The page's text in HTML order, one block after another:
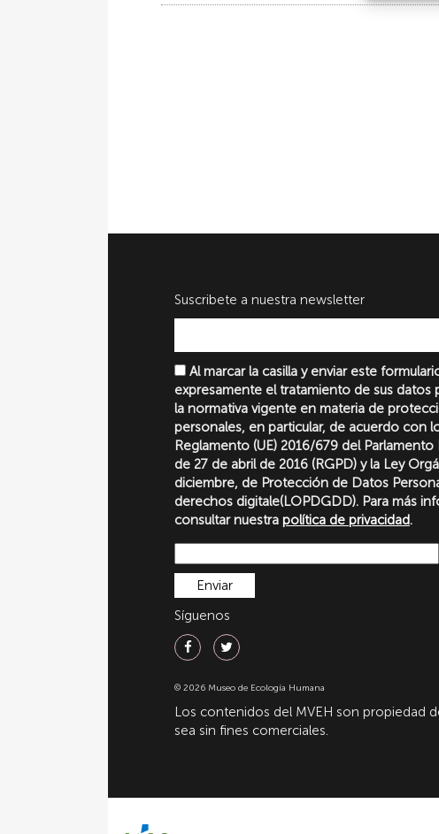
Suscribete a nuestra newsletter
Al marcar la casilla y enviar este
expresamente el tratamiento de sus datos
la normativa vigente en materia de
personales, en particular, de acuerdo con
Reglamento (UE) 2016/679 del
de 27 de abril de 2016 (RGPD) y la Ley
diciembre, de Protección de Datos
derechos digitale(LOPDGDD). Para más
consultar nuestra política de privacidad.
Síguenos
© 2026 Museo de Ecología Humana
Los contenidos del MVEH son propiedad
sea sin fines comerciales.